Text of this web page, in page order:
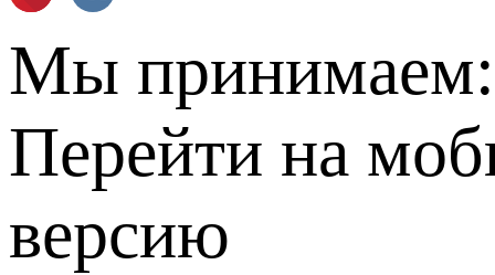
Мы
Перейти на
версию